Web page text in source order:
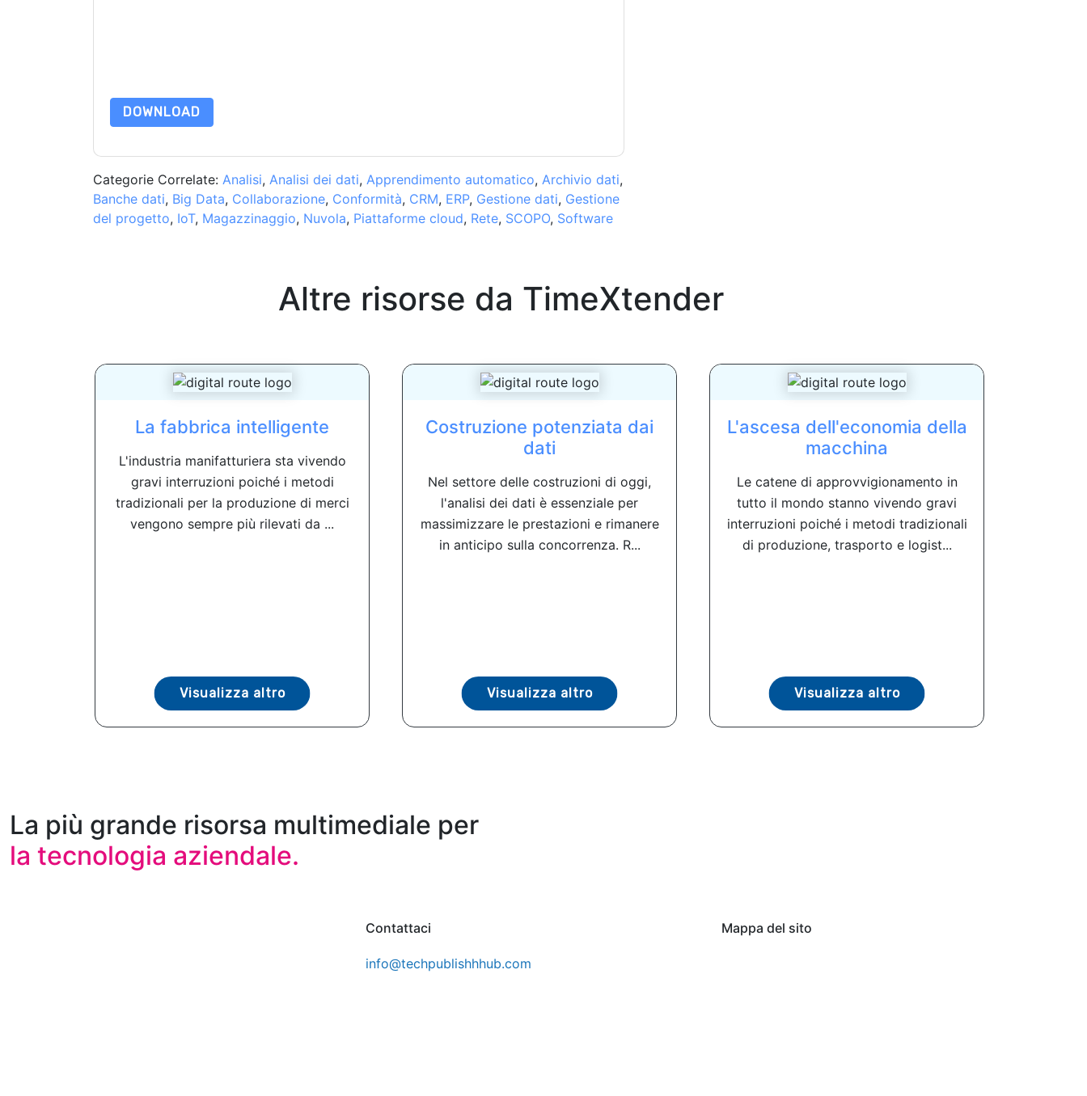
DOWNLOAD
Categorie Correlate: Analisi, Analisi dei dati, Apprendimento automatico, Archivio dati,
Banche dati, Big Data, Collaborazione, Conformità, CRM, ERP, Gestione dati, Gestione
del progetto, IoT, Magazzinaggio, Nuvola, Piattaforme cloud, Rete, SCOPO, Software
Altre risorse da TimeXtender
La fabbrica intelligente
L'industria manifatturiera sta vivendo
gravi interruzioni poiché i metodi
tradizionali per la produzione di merci
vengono sempre più rilevati da ...
Visualizza altro
Costruzione potenziata dai
dati
Nel settore delle costruzioni di oggi,
l'analisi dei dati è essenziale per
massimizzare le prestazioni e rimanere
in anticipo sulla concorrenza. R...
Visualizza altro
L'ascesa dell'economia della
macchina
Le catene di approvvigionamento in
tutto il mondo stanno vivendo gravi
interruzioni poiché i metodi tradizionali
di produzione, trasporto e logist...
Visualizza altro
La più grande risorsa multimediale per
la tecnologia aziendale.
Contattaci
info@techpublishhhub.com
Mappa del sito